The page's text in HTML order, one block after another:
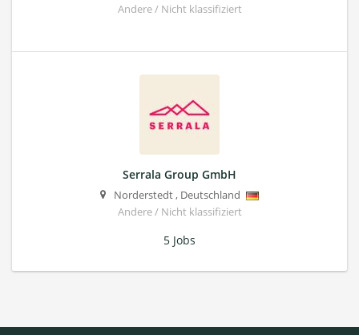
Andere / Nicht klassifiziert
Serrala Group GmbH
Norderstedt, Deutschland
Andere / Nicht klassifiziert
5 Jobs